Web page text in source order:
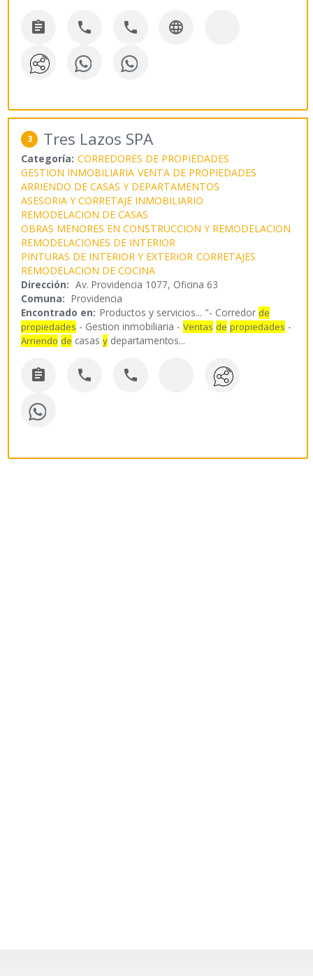
   
3 Tres Lazos SPA
Categoría: CORREDORES DE PROPIEDADES
GESTION INMOBILIARIA VENTA DE PROPIEDADES
ARRIENDO DE CASAS Y DEPARTAMENTOS
ASESORIA Y CORRETAJE INMOBILIARIO
REMODELACION DE CASAS
OBRAS MENORES EN CONSTRUCCION Y REMODELACION
REMODELACIONES DE INTERIOR
PINTURAS DE INTERIOR Y EXTERIOR CORRETAJES
REMODELACION DE COCINA
Dirección: Av. Providencia 1077, Oficina 63
Comuna: Providencia
Encontrado en: Productos y servicios... "- Corredor de
propiedades - Gestion inmobiliaria -Ventas de propiedades -
Arriendo de casasy departamentos...
  